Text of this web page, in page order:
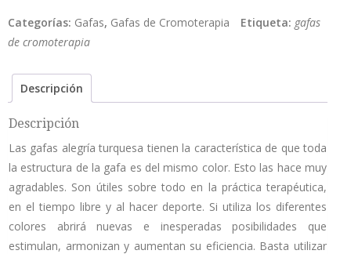
Categorías: Gafas, Gafas de Cromoterapia Etiqueta: gafas
de cromoterapia
Descripción
Descripción
Las gafas alegría turquesa tienen la característica de que toda
la estructura de la gafa es del mismo color. Esto las hace muy
agradables. Son útiles sobre todo en la práctica terapéutica,
en el tiempo libre y al hacer deporte. Si utiliza los diferentes
colores abrirá nuevas e inesperadas posibilidades que
estimulan, armonizan y aumentan su eficiencia. Basta utilizar